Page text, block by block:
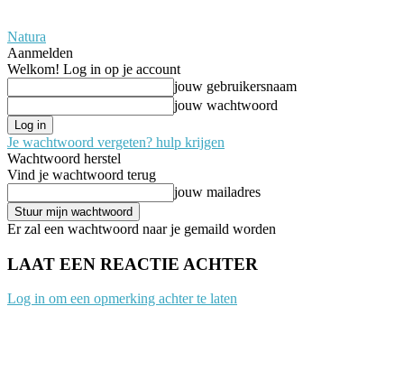
Natura
Aanmelden
Welkom! Log in op je account
jouw gebruikersnaam
jouw wachtwoord
Je wachtwoord vergeten? hulp krijgen
Wachtwoord herstel
Vind je wachtwoord terug
jouw mailadres
Er zal een wachtwoord naar je gemaild worden
LAAT EEN REACTIE ACHTER
Log in om een opmerking achter te laten